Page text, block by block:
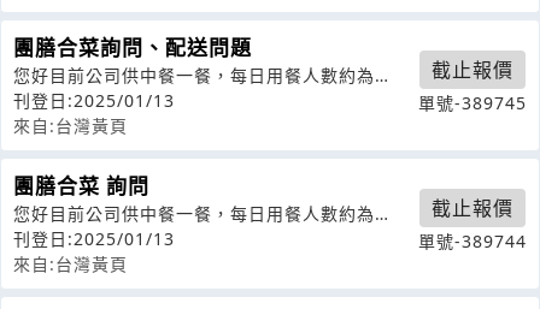
團膳合菜詢問、配送問題
您好目前公司供中餐一餐，每日用餐人數約為
40~50人，每人金額為80元。地址:3
刊登日:2025/01/13
來自:台灣黃頁
截止報價
單號-389745
團膳合菜 詢問
您好目前公司供中餐一餐，每日用餐人數約為
40~50人，每人金額為80元。地址:3
刊登日:2025/01/13
來自:台灣黃頁
截止報價
單號-389744